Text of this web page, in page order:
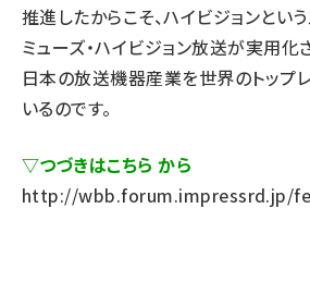
推進したからこそ、ハイビジョンとい
ミューズ・ハイビジョン放送が実用化
日本の放送機器産業を世界のトップ
いるのです。
▽つづきはこちら から
http://wbb.forum.impressrd.jp/